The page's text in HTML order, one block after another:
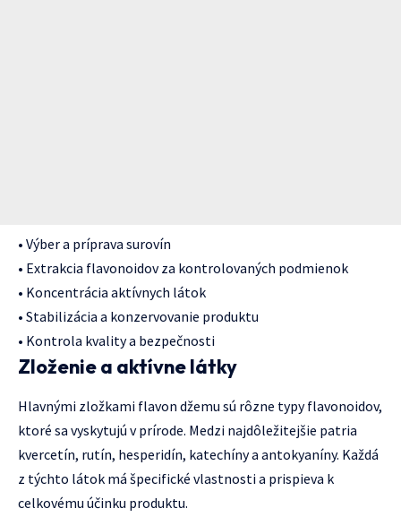
• Výber a príprava surovín
• Extrakcia flavonoidov za kontrolovaných podmienok
• Koncentrácia aktívnych látok
• Stabilizácia a konzervovanie produktu
• Kontrola kvality a bezpečnosti
Zloženie a aktívne látky
Hlavnými zložkami flavon džemu sú rôzne typy flavonoidov,
ktoré sa vyskytujú v prírode. Medzi najdôležitejšie patria
kvercetín, rutín, hesperidín, katechíny a antokyaníny. Každá
z týchto látok má špecifické vlastnosti a prispieva k
celkovému účinku produktu.